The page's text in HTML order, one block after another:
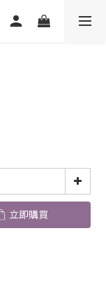
立即購買